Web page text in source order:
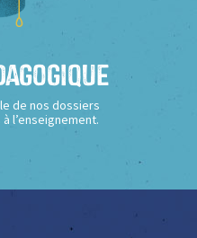
de nos dossiers
l’enseignement.